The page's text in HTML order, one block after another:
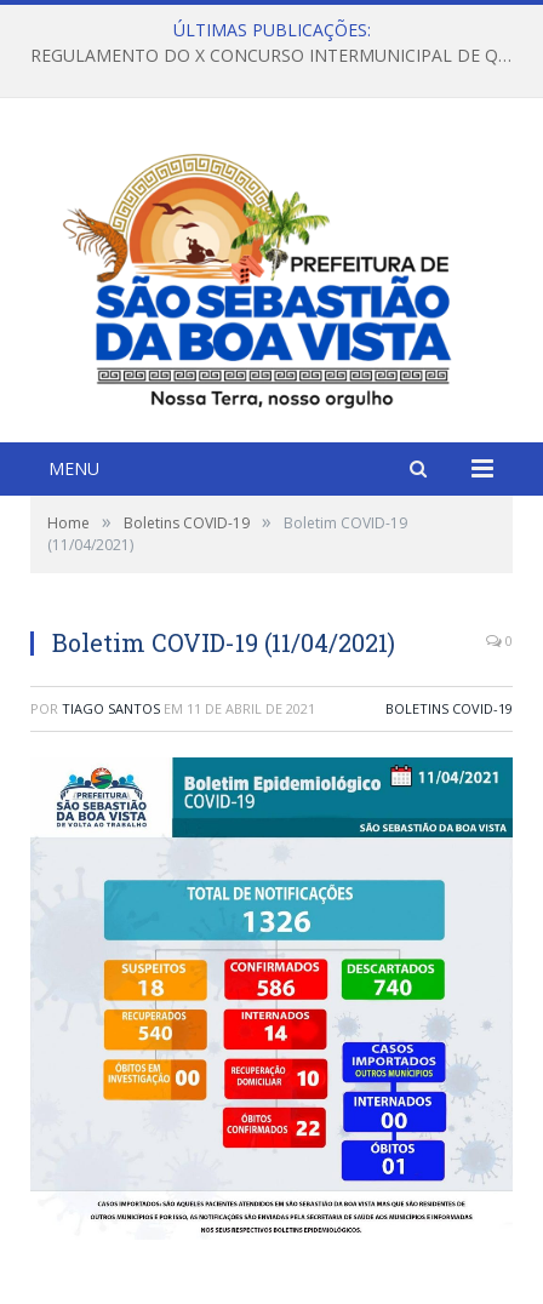
ÚLTIMAS PUBLICAÇÕES:
REGULAMENTO DO X CONCURSO INTERMUNICIPAL DE QUADRILHAS JUNINAS – 2026 – ARRAIÁ DA VENEZA
MENU
Home » Boletins COVID-19 »
Boletim COVID-19
(11/04/2021)
Boletim COVID-19 (11/04/2021) 0
POR TIAGO SANTOS EM 11 DE ABRIL DE 2021 BOLETINS COVID-19